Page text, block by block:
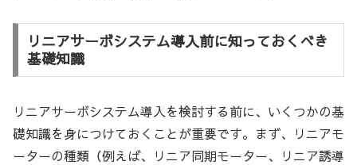
リニアサーボシステム導入前に知っておくべき
基礎知識
リニアサーボシステム導入を検討する前に、いくつかの基
礎知識を身につけておくことが重要です。まず、リニアモ
ーターの種類（例えば、リニア同期モーター、リニア誘導